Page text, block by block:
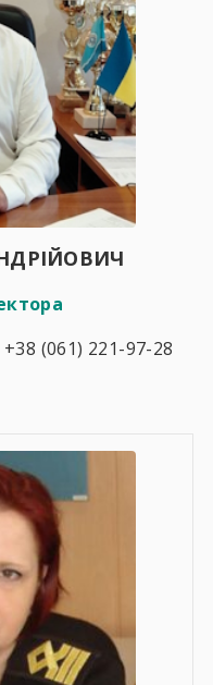
(061) 221-97-28